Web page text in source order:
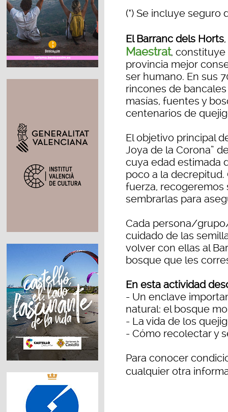
(*) Se incluye seguro
El Barranc dels Horts
Maestrat,
provincia mejor
ser humano. En sus
rincones de
masías, fuentes y
centenarios de
El objetivo principal
Joya de la Corona”
cuya edad estimada
poco a la decrepitud.
fuerza, recogeremos
sembrarlas para
Cada persona/
cuidado de las
volver con ellas al
bosque que les
En esta actividad
- Un enclave
natural: el bosque
- La vida de los
- Cómo recolectar y
Para conocer
cualquier otra